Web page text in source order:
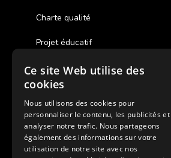
Charte qualité
Projet éducatif
Des colonies de vacances inclusives
Assurances annulations
Aides financières pour partir en
Charte de confidentialité
Ce site Web utilise des
cookies
Nous utilisons des cookies pour
personnaliser le contenu, les publicités et
analyser notre trafic. Nous partageons
également des informations sur votre
utilisation de notre site avec nos